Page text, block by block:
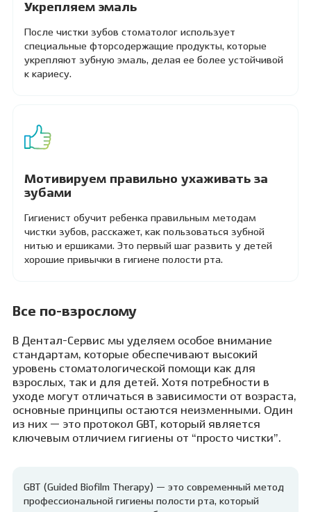
Укрепляем эмаль
После чистки зубов стоматолог использует
специальные фторсодержащие продукты, которые
укрепляют зубную эмаль, делая ее более устойчивой
к кариесу.
Мотивируем правильно ухаживать за
зубами
Гигиенист обучит ребенка правильным методам
чистки зубов, расскажет, как пользоваться зубной
нитью и ершиками. Это первый шаг развить у детей
хорошие привычки в гигиене полости рта.
Все по-взрослому
В Дентал-Сервис мы уделяем особое внимание
стандартам, которые обеспечивают высокий
уровень стоматологической помощи как для
взрослых, так и для детей. Хотя потребности в
уходе могут отличаться в зависимости от возраста,
основные принципы остаются неизменными. Один
из них — это протокол GBT, который является
ключевым отличием гигиены от “просто чистки”.
GBT (Guided Biofilm Therapy) — это современный метод
профессиональной гигиены полости рта, который